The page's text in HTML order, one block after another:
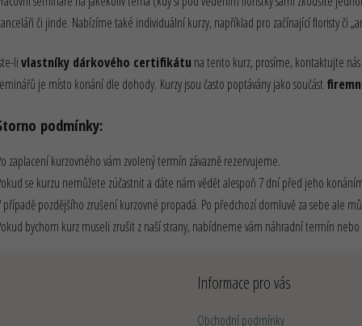
či jinde. Nabízíme také individuální kurzy, například pro začínající floristy či
livlastníky dárkového certifikátu na tento kurz, prosíme, kontaktujte
je místo konání dle dohody. Kurzy jsou často poptávány jako součást
podmínky:
zaplacení kurzovného vám zvolený termín závazně rezervujeme.
se kurzu nemůžete zúčastnit a dáte nám vědět alespoň 7 dní před jeho
případě pozdějšího zrušení kurzovné propadá. Po předchozí domluvě za sebe ale
bychom kurz museli zrušit z naší strany, nabídneme vám náhradní termín
Informace pro vás
Obchodní podmínky